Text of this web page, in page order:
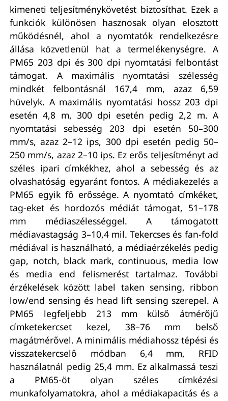
kimeneti teljesítménykövetést biztosíthat. Ezek a
funkciók különösen hasznosak olyan elosztott
működésnél, ahol a nyomtatók rendelkezésre
állása közvetlenül hat a termelékenységre. A
PM65 203 dpi és 300 dpi nyomtatási felbontást
támogat. A maximális nyomtatási szélesség
mindkét felbontásnál 167,4 mm, azaz 6,59
hüvelyk. A maximális nyomtatási hossz 203 dpi
esetén 4,8 m, 300 dpi esetén pedig 2,2 m. A
nyomtatási sebesség 203 dpi esetén 50–300
mm/s, azaz 2–12 ips, 300 dpi esetén pedig 50–
250 mm/s, azaz 2–10 ips. Ez erős teljesítményt ad
széles ipari címkékhez, ahol a sebesség és az
olvashatóság egyaránt fontos. A médiakezelés a
PM65 egyik fő erőssége. A nyomtató címkéket,
tag-eket és hordozós médiát támogat, 51–178
mm médiaszélességgel. A támogatott
médiavastagság 3–10,4 mil. Tekercses és fan-fold
médiával is használható, a médiaérzékelés pedig
gap, notch, black mark, continuous, media low
és media end felismerést tartalmaz. További
érzékelések között label taken sensing, ribbon
low/end sensing és head lift sensing szerepel. A
PM65 legfeljebb 213 mm külső átmérőjű
címketekercset kezel, 38–76 mm belső
magátmérővel. A minimális médiahossz tépési és
visszatekercselő módban 6,4 mm, RFID
használatnál pedig 25,4 mm. Ez alkalmassá teszi
a PM65-öt olyan széles címkézési
munkafolyamatokra, ahol a médiakapacitás és a